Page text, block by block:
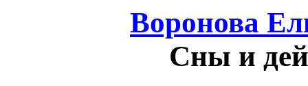
Воронова
Сны и